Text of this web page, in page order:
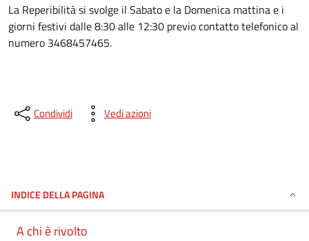
La Reperibilità si svolge il Sabato e la Domenica mattina e i
giorni festivi dalle 8:30 alle 12:30 previo contatto telefonico al
numero 3468457465.
Condividi Vedi azioni
INDICE DELLA PAGINA
A chi è rivolto